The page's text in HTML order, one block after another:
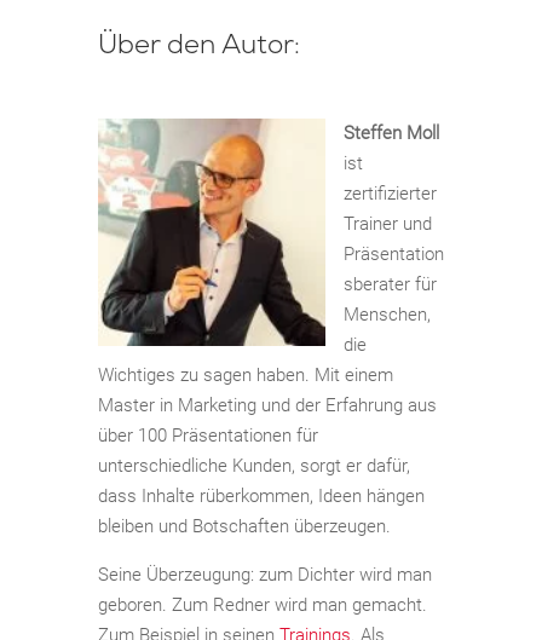
Über den Autor:
Steffen Moll
ist
zertifizierter
Trainer und
Präsentation
sberater für
Menschen,
die
Wichtiges zu sagen haben. Mit einem
Master in Marketing und der Erfahrung aus
über 100 Präsentationen für
unterschiedliche Kunden, sorgt er dafür,
dass Inhalte rüberkommen, Ideen hängen
bleiben und Botschaften überzeugen.
Seine Überzeugung: zum Dichter wird man
geboren. Zum Redner wird man gemacht.
Zum Beispiel in seinen Trainings. Als